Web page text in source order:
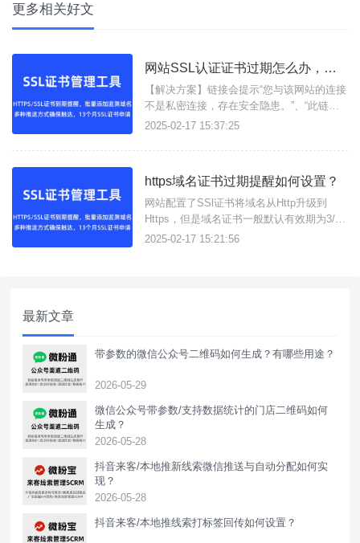
更多相关好文
网站SSL认证证书过期怎么办，如何解决？
【解决方案】链接会提示“您与该网站的连接
不是私密连接，存在安全隐患。”、“此链接
非私人链接”、“您的链接不是私密链接”等提
2025-02-17 15:37:25
https域名证书过期提醒如何设置？
网站配置了SSl证书将域名从Http升级到
Https，但是域名证书一般默认有效期为3/12
个月；我们经常会忘记更换域名证书导致网
2025-02-17 15:21:56
最新文章
带参数的微信公众号二维码如何生成？有哪些用途？
2026-05-29
微信公众号带参数/支持数据统计的门店二维码如何
生成？
2026-05-28
抖音来客/本地推新线索微信推送与自动分配如何实
现？
2026-05-28
抖音来客/本地推线索打标签回传如何设置？